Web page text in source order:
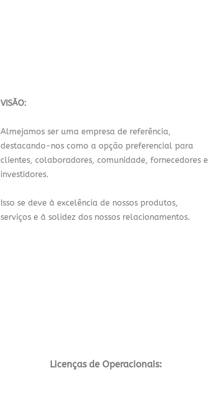
VISÃO:
Almejamos ser uma empresa de referência,
destacando-nos como a opção preferencial para
clientes, colaboradores, comunidade, fornecedores e
investidores.
Isso se deve à excelência de nossos produtos,
serviços e à solidez dos nossos relacionamentos.
Licenças de Operacionais: